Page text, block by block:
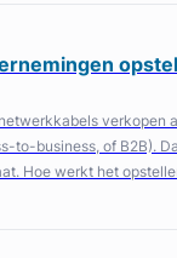
verkopen
to-business, of B2B).
Hoe werkt het